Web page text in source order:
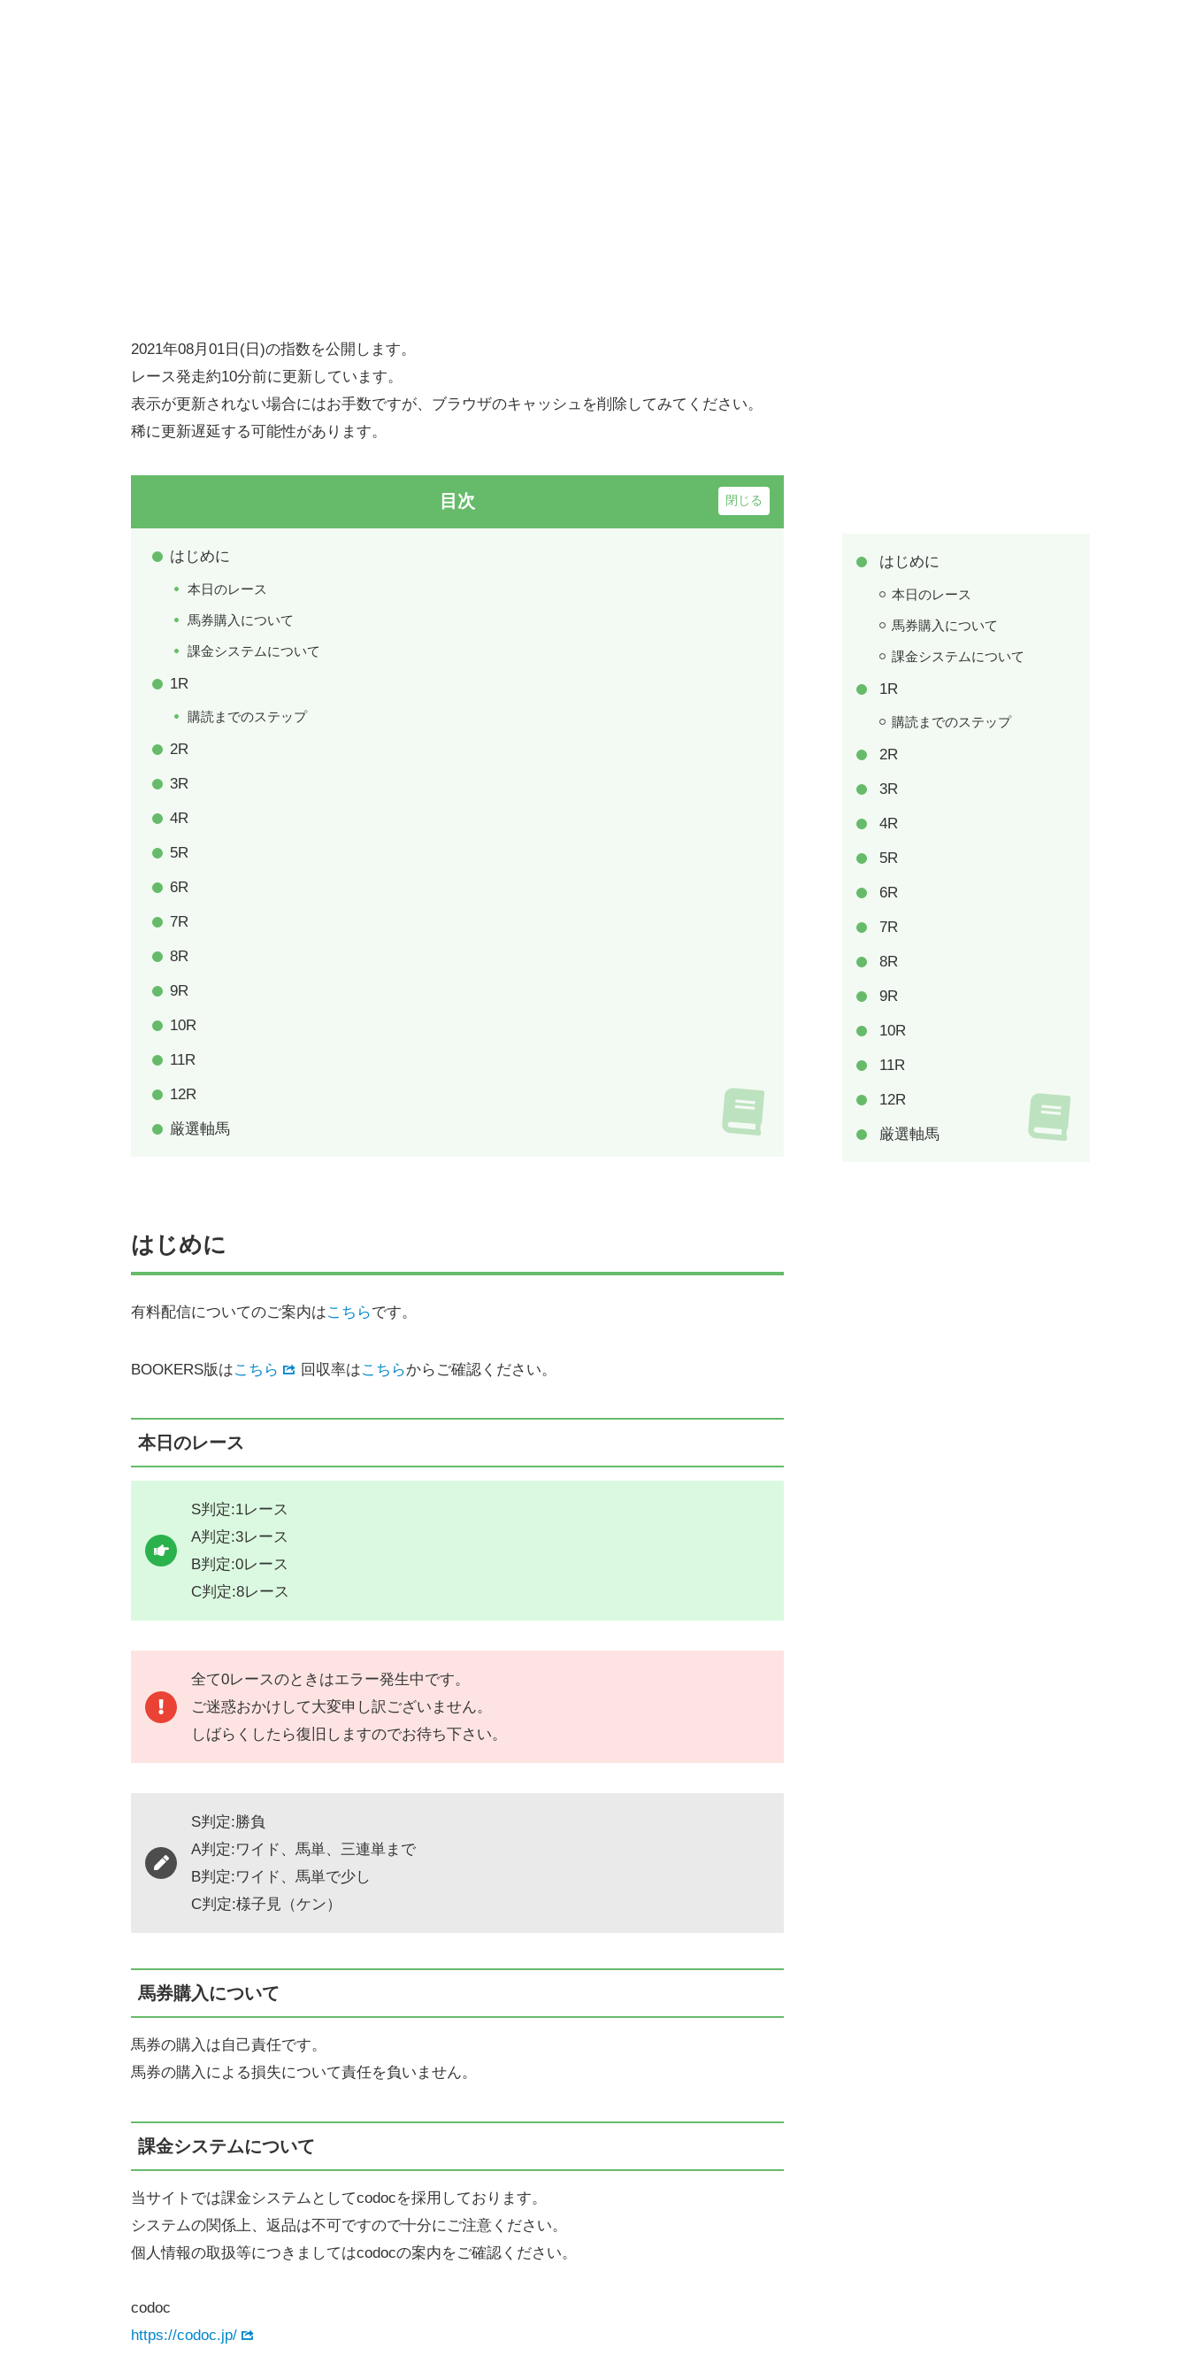
2021年08月01日(日)の指数を公開します。
レース発走約10分前に更新しています。
表示が更新されない場合にはお手数ですが、ブラウザのキャッシュを削除してみてください。
稀に更新遅延する可能性があります。
目次
はじめに
本日のレース
馬券購入について
課金システムについて
1R
購読までのステップ
2R
3R
4R
5R
6R
7R
8R
9R
10R
11R
12R
厳選軸馬
はじめに
有料配信についてのご案内はこちらです。
BOOKERS版はこちら 回収率はこちらからご確認ください。
本日のレース
S判定:1レース
A判定:3レース
B判定:0レース
C判定:8レース
全て0レースのときはエラー発生中です。
ご迷惑おかけして大変申し訳ございません。
しばらくしたら復旧しますのでお待ち下さい。
S判定:勝負
A判定:ワイド、馬単、三連単まで
B判定:ワイド、馬単で少し
C判定:様子見（ケン）
馬券購入について
馬券の購入は自己責任です。
馬券の購入による損失について責任を負いません。
課金システムについて
当サイトでは課金システムとしてcodocを採用しております。
システムの関係上、返品は不可ですので十分にご注意ください。
個人情報の取扱等につきましてはcodocの案内をご確認ください。
codoc
https://codoc.jp/
はじめに
本日のレース
馬券購入について
課金システムについて
1R
購読までのステップ
2R
3R
4R
5R
6R
7R
8R
9R
10R
11R
12R
厳選軸馬